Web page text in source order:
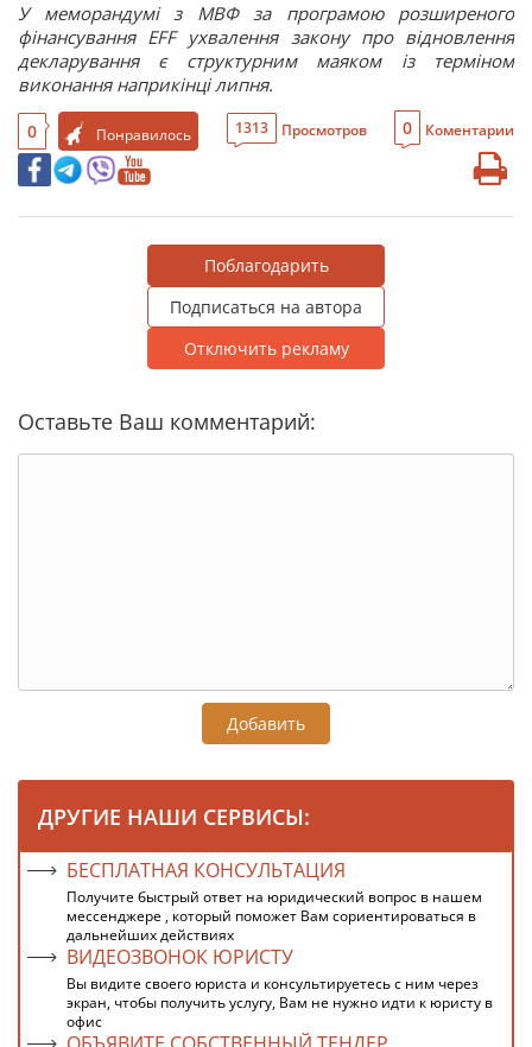
У меморандумі з МВФ за програмою розширеного
фінансування EFF ухвалення закону про відновлення
декларування є структурним маяком із терміном
виконання наприкінці липня.
0 Понравилось 1313 Просмотров 0 Коментарии
Поблагодарить
Подписаться на автора
Отключить рекламу
Оставьте Ваш комментарий:
Добавить
ДРУГИЕ НАШИ СЕРВИСЫ:
БЕСПЛАТНАЯ КОНСУЛЬТАЦИЯ
Получите быстрый ответ на юридический вопрос в нашем
мессенджере , который поможет Вам сориентироваться в
дальнейших действиях
ВИДЕОЗВОНОК ЮРИСТУ
Вы видите своего юриста и консультируетесь с ним через
экран, чтобы получить услугу, Вам не нужно идти к юристу в
офис